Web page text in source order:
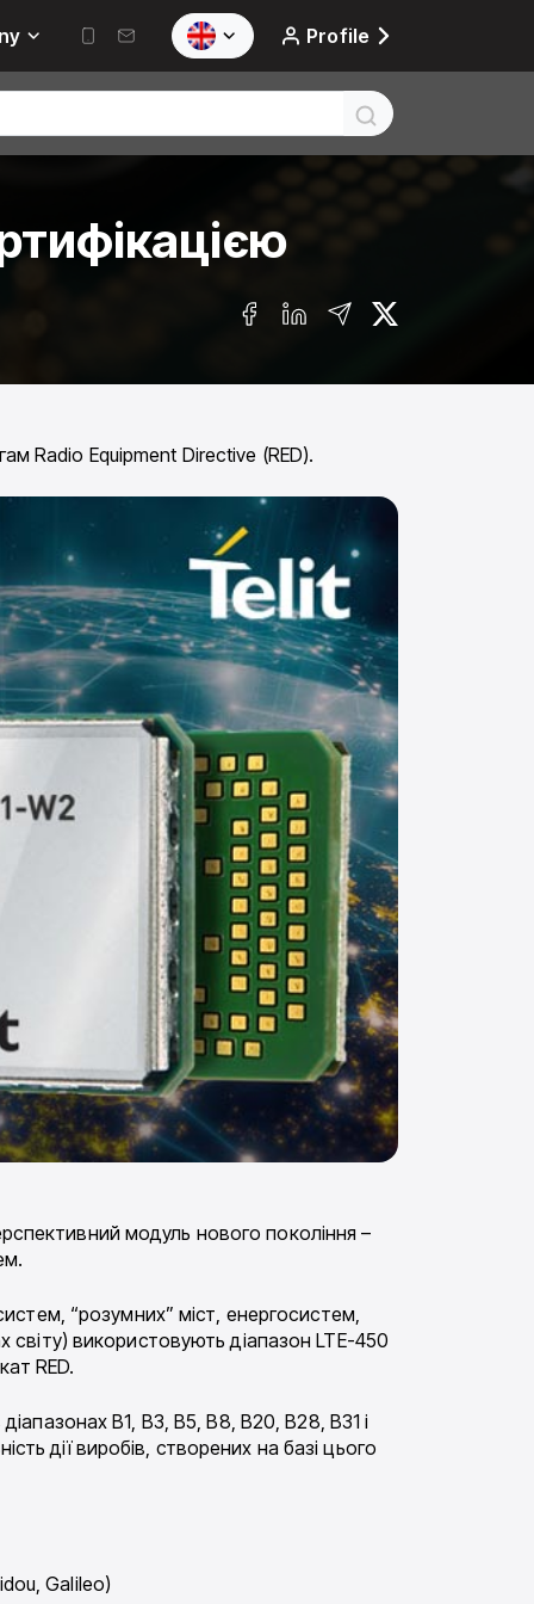
Profile
Radio Equipment Directive (RED).
модуль нового покоління –
“розумних” міст, енергосистем,
світу) використовують діапазон LTE-450
RED.
B1, B3, B5, B8, B20, B28, B31 і
дії виробів, створених на базі цього
Galileo)